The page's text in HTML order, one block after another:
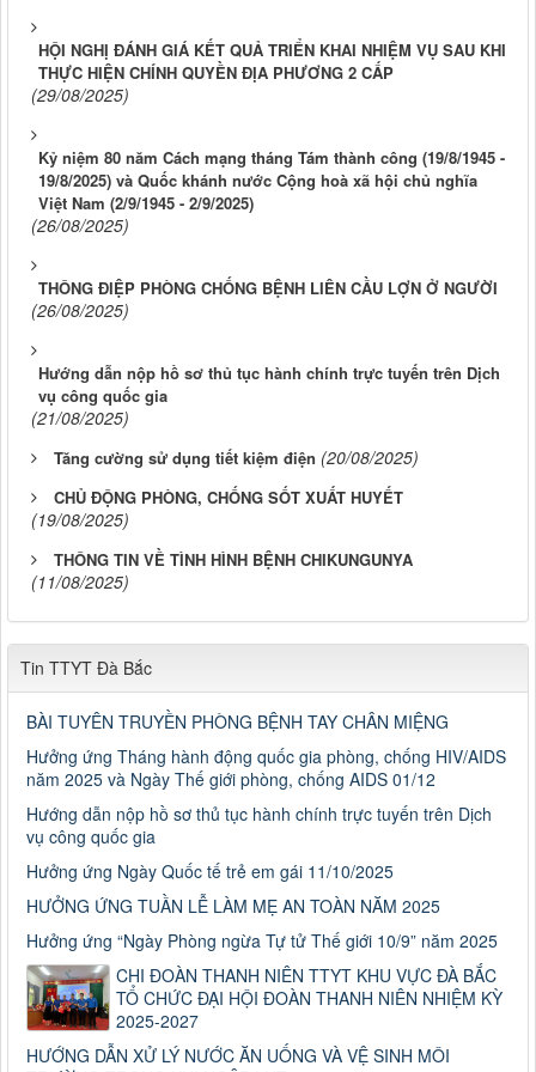
HỘI NGHỊ ĐÁNH GIÁ KẾT QUẢ TRIỂN KHAI NHIỆM VỤ SAU KHI
THỰC HIỆN CHÍNH QUYỀN ĐỊA PHƯƠNG 2 CẤP
(29/08/2025)
Kỷ niệm 80 năm Cách mạng tháng Tám thành công (19/8/1945 -
19/8/2025) và Quốc khánh nước Cộng hoà xã hội chủ nghĩa
Việt Nam (2/9/1945 - 2/9/2025)
(26/08/2025)
THÔNG ĐIỆP PHÒNG CHỐNG BỆNH LIÊN CẦU LỢN Ở NGƯỜI
(26/08/2025)
Hướng dẫn nộp hồ sơ thủ tục hành chính trực tuyến trên Dịch
vụ công quốc gia
(21/08/2025)
Tăng cường sử dụng tiết kiệm điện (20/08/2025)
CHỦ ĐỘNG PHÒNG, CHỐNG SỐT XUẤT HUYẾT
(19/08/2025)
THÔNG TIN VỀ TÌNH HÌNH BỆNH CHIKUNGUNYA
(11/08/2025)
Tin TTYT Đà Bắc
BÀI TUYÊN TRUYỀN PHÒNG BỆNH TAY CHÂN MIỆNG
Hưởng ứng Tháng hành động quốc gia phòng, chống HIV/AIDS
năm 2025 và Ngày Thế giới phòng, chống AIDS 01/12
Hướng dẫn nộp hồ sơ thủ tục hành chính trực tuyến trên Dịch
vụ công quốc gia
Hưởng ứng Ngày Quốc tế trẻ em gái 11/10/2025
HƯỞNG ỨNG TUẦN LỄ LÀM MẸ AN TOÀN NĂM 2025
Hưởng ứng “Ngày Phòng ngừa Tự tử Thế giới 10/9” năm 2025
CHI ĐOÀN THANH NIÊN TTYT KHU VỰC ĐÀ BẮC
TỔ CHỨC ĐẠI HỘI ĐOÀN THANH NIÊN NHIỆM KỲ
2025-2027
HƯỚNG DẪN XỬ LÝ NƯỚC ĂN UỐNG VÀ VỆ SINH MÔI
Số: 187/CV-TTYT